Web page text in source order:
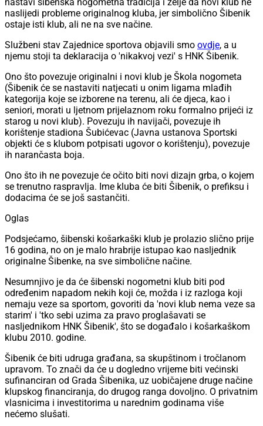
nastavi šibenska nogometna tradicija i želje da novi klub ne
naslijedi probleme originalnog kluba, jer simbolično Šibenik
ostaje isti klub, ali ne na sve načine.
Službeni stav Zajednice sportova objavili smo ovdje, a u
njemu stoji ta deklaracija o 'nikakvoj vezi' s HNK Šibenik.
Ono što povezuje originalni i novi klub je Škola nogometa
(Šibenik će se nastaviti natjecati u onim ligama mlađih
kategorija koje se izborene na terenu, ali će djeca, kao i
seniori, morati u ljetnom prijelaznom roku formalno prijeći iz
starog u novi klub). Povezuju ih navijači, povezuje ih
korištenje stadiona Šubićevac (Javna ustanova Sportski
objekti će s klubom potpisati ugovor o korištenju), povezuje
ih narančasta boja.
Ono što ih ne povezuje će očito biti novi dizajn grba, o kojem
se trenutno raspravlja. Ime kluba će biti Šibenik, o prefiksu i
dodacima će se još sastančiti.
Oglas
Podsjećamo, šibenski košarkaški klub je prolazio slično prije
16 godina, no on je malo hrabrije istupao kao nasljednik
originalne Šibenke, na sve simbolične načine.
Nesumnjivo je da će šibenski nogometni klub biti pod
određenim napadom nekih koji će, možda i iz razloga koji
nemaju veze sa sportom, govoriti da 'novi klub nema veze sa
starim' i 'tko sebi uzima za pravo proglašavati se
nasljednikom HNK Šibenik', što se događalo i košarkaškom
klubu 2010. godine.
Šibenik će biti udruga građana, sa skupštinom i tročlanom
upravom. To znači da će u dogledno vrijeme biti većinski
sufinanciran od Grada Šibenika, uz uobičajene druge načine
klupskog financiranja, do drugog ranga dovoljno. O privatnim
vlasnicima i investitorima u narednim godinama više
nećemo slušati.